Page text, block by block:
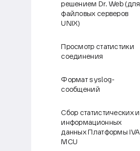
решением Dr. Web (для
файловых серверов
UNIX)
Просмотр статистики
соединения
Формат syslog-
сообщений
Сбор статистических и
информационных
данных Платформы IVA
MCU